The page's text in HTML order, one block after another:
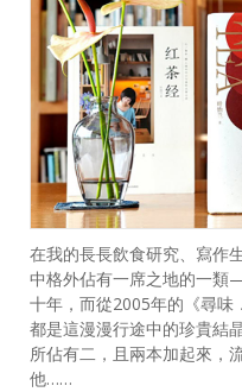
在我的長長飲食研究、寫作
中格外佔有一席之地的一
十年，而從2005年的《尋味
都是這漫漫行途中的珍貴結
所佔有二，且兩本加起來，
他……